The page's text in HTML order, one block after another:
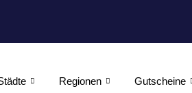
Regionen Gutscheine